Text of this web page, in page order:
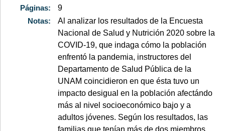
Páginas:
9
Notas:
Al analizar los resultados de la Encuesta
Nacional de Salud y Nutrición 2020 sobre la
COVID-19, que indaga cómo la población
enfrentó la pandemia, instructores del
Departamento de Salud Pública de la
UNAM coincidieron en que ésta tuvo un
impacto desigual en la población afectándo
más al nivel socioeconómico bajo y a
adultos jóvenes. Según los resultados, las